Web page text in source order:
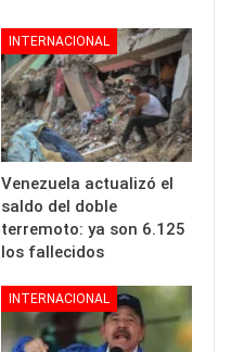
INTERNACIONAL
Venezuela actualizó el
saldo del doble
terremoto: ya son 6.125
los fallecidos
INTERNACIONAL